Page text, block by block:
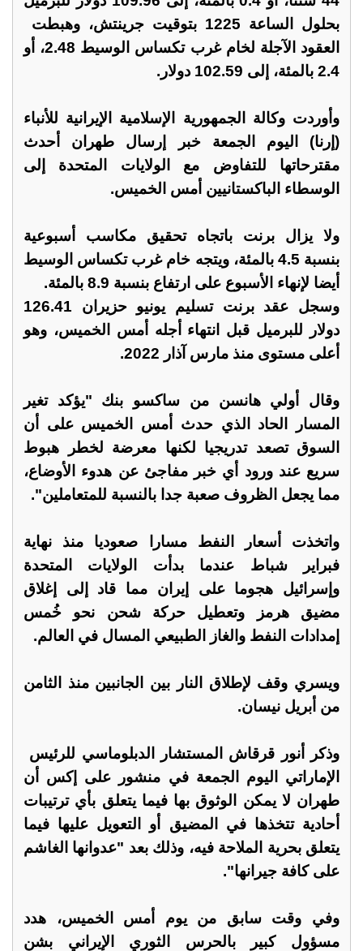
بحلول الساعة 1225 بتوقيت جرينتش، وهبطت ​
العقود الآجلة لخام غرب تكساس الوسيط 2.48، أو
2.4 بالمئة، إلى 102.59 دولار.
وأوردت ​وكالة الجمهورية الإسلامية الإیرانیة للأنباء
(إرنا) اليوم الجمعة خبر إرسال طهران أحدث
⁠مقترحاتها للتفاوض مع الولايات المتحدة إلى
الوسطاء الباكستانيين أمس الخميس.
ولا يزال برنت باتجاه تحقيق ​مكاسب أسبوعية
بنسبة 4.5 بالمئة، ويتجه خام غرب تكساس الوسيط
أيضا لإنهاء الأسبوع على ارتفاع ​بنسبة 8.9 بالمئة.
وسجل عقد برنت تسليم يونيو حزيران 126.41
دولار للبرميل قبل انتهاء أجله أمس الخميس، وهو
أعلى مستوى منذ مارس آذار 2022.
وقال أولي هانسن من ساكسو بنك "يؤكد تغير
المسار الحاد الذي حدث ​أمس الخميس على أن
السوق تصعد تدريجيا لكنها معرضة لخطر هبوط
سريع عند ​ورود أي خبر مفاجئ عن هدوء الأوضاع،
مما يجعل الظروف صعبة جدا بالنسبة للمتعاملين".
واتخذت أسعار النفط ‌مسارا صعوديا ⁠منذ نهاية
فبراير شباط عندما بدأت الولايات المتحدة
وإسرائيل هجوما على إيران مما قاد إلى إغلاق
مضيق هرمز وتعطيل حركة شحن نحو خُمس
إمدادات النفط والغاز الطبيعي المسال في العالم.
ويسري وقف لإطلاق النار بين الجانبين منذ الثامن
من أبريل نيسان.
وذكر أنور ​قرقاش المستشار الدبلوماسي للرئيس ​
الإماراتي اليوم الجمعة ⁠في منشور على إكس أن
طهران لا يمكن الوثوق بها فيما يتعلق بأي ترتيبات
أحادية تتخذها في المضيق أو التعويل عليها ​فيما
يتعلق بحرية الملاحة فيه، وذلك بعد "عدوانها الغاشم
على كافة ​جيرانها".
وفي وقت ⁠سابق من يوم أمس الخميس، هدد
مسؤول كبير بالحرس الثوري الإيراني بشن